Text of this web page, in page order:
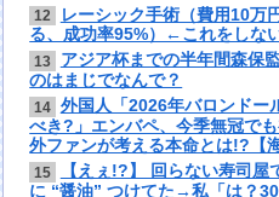
12
レーシック手術（費用10万
る、成功率95%）←これをしな
13
アジア杯までの半年間森保
のはまじでなんで？
14 外国人「2026年バロンドー
べき?」エンバペ、今季無冠で
外ファンが考える本命とは!?【
15
【えぇ!?】 回らない寿司屋
に “醤油” つけてた→私「は？30